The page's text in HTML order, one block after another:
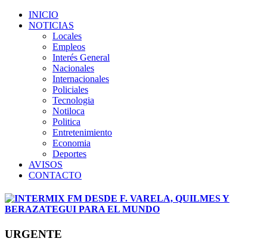
INICIO
NOTICIAS
Locales
Empleos
Interés General
Nacionales
Internacionales
Policiales
Tecnologia
Notiloca
Politica
Entretenimiento
Economia
Deportes
AVISOS
CONTACTO
URGENTE